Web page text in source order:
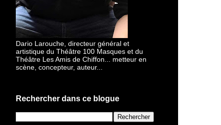
Dario Larouche, directeur général et
artistique du Théâtre 100 Masques et du
Théâtre Les Amis de Chiffon... metteur en
scène, concepteur, auteur...
Rechercher dans ce blogue